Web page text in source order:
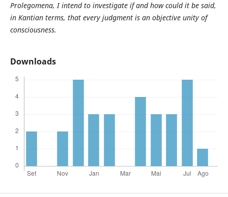
Prolegomena, I intend to investigate if and how could it be said,
in Kantian terms, that every judgment is an objective unity of
consciousness.
Downloads